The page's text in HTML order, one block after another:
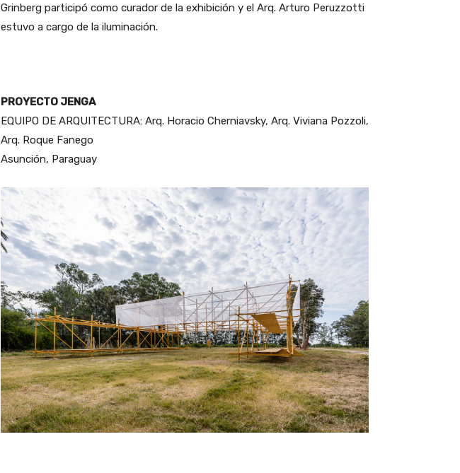
Grinberg participó como curador de la exhibición y el Arq. Arturo Peruzzotti
estuvo a cargo de la iluminación.
PROYECTO JENGA
EQUIPO DE ARQUITECTURA: Arq. Horacio Cherniavsky, Arq. Viviana Pozzoli,
Arq. Roque Fanego
Asunción, Paraguay